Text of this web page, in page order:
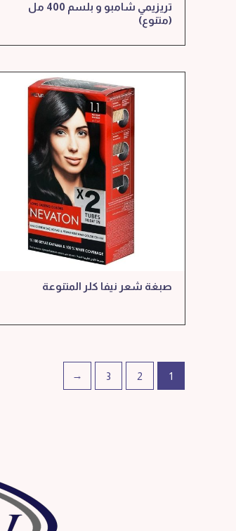
تريزيمي شامبو و بلسم 400 مل
(متنوع)
صبغة شعر نيفا كلر المتنوعة
1
2
3
←